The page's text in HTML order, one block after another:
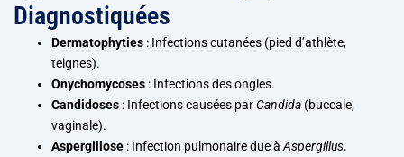
Diagnostiquées
Dermatophyties : Infections cutanées (pied d’athlète,
teignes).
Onychomycoses : Infections des ongles.
Candidoses : Infections causées parCandida (buccale,
vaginale).
Aspergillose : Infection pulmonaire due àAspergillus.